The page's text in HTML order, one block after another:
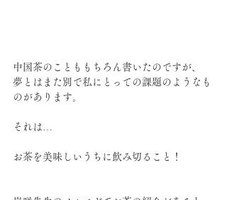
中国茶のことももちろん書いたのですが、
夢とはまた別で私にとっての課題のようなも
のがあります。
それは…
お茶を美味しいうちに飲み切ること！